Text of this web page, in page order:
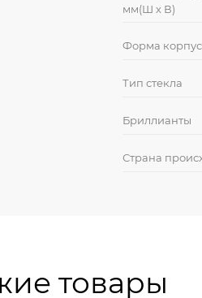
мм(Ш х В)
Форма
Тип стекла
Бриллианты
Страна
товары